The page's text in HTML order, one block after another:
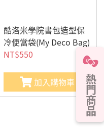
熱門商品
酷洛米學院書包造型保
冷便當袋(My Deco Bag)
NT$550
加入購物車